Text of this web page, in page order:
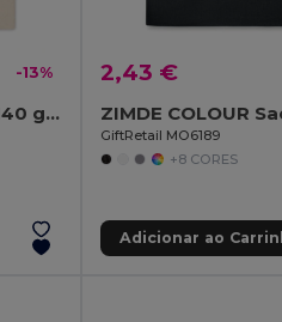
-13%
ZEVRA Saco de compras 140 gr/m²
2,43 €
GiftRetail MO6189
+8 CORES
Adicionar ao